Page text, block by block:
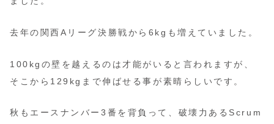
去年の関西Aリーグ決勝戦から6kgも増えていました。
100kgの壁を越えるのは才能がいると言われますが、
そこから129kgまで伸ばせる事が素晴らしいです。
秋もエースナンバー3番を背負って、破壊力あるScrum